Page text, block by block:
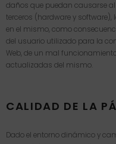
daños que puedan causarse
terceros (hardware y
en el mismo, como
del usuario utilizado para la
Web, de un mal
actualizadas del mismo.
CALIDAD DE LA
Dado el entorno dinámico y